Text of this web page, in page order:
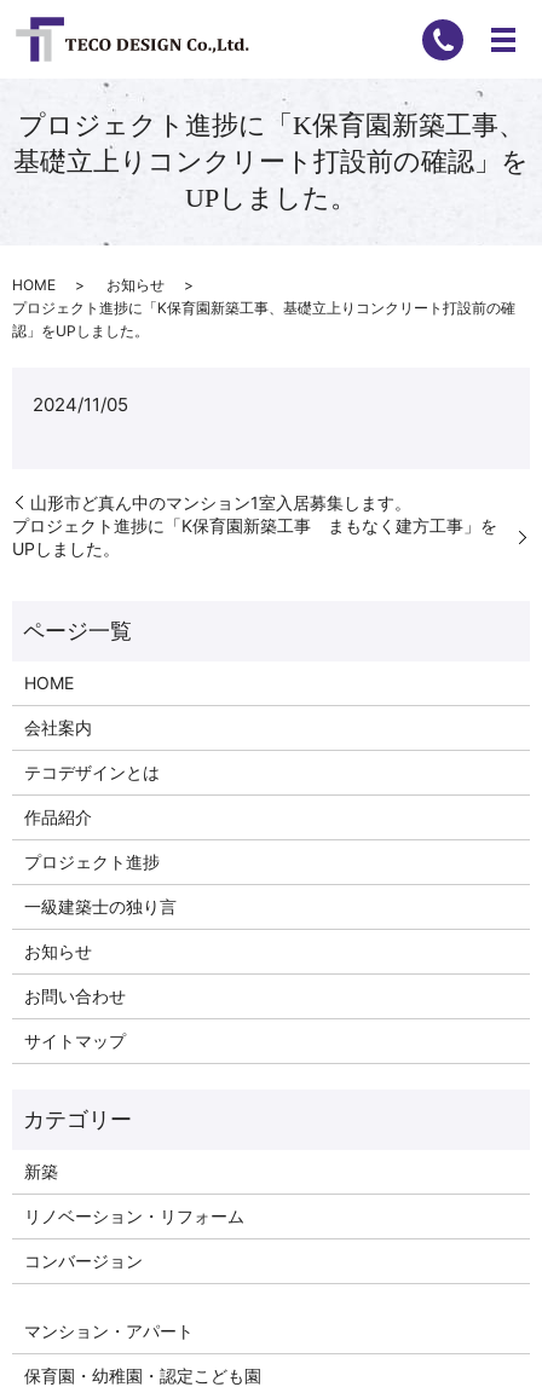
プロジェクト進捗に「K保育園新築工事、
基礎立上りコンクリート打設前の確認」を
UPしました。
HOME
お知らせ
プロジェクト進捗に「K保育園新築工事、基礎立上りコンクリート打設前の確
認」をUPしました。
2024/11/05
山形市ど真ん中のマンション1室入居募集します。
プロジェクト進捗に「K保育園新築工事 まもなく建方工事」を
UPしました。
HOME
会社案内
テコデザインとは
作品紹介
プロジェクト進捗
一級建築士の独り言
お知らせ
お問い合わせ
サイトマップ
新築
リノベーション・リフォーム
コンバージョン
マンション・アパート
保育園・幼稚園・認定こども園